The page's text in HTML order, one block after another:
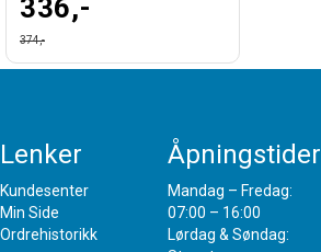
336,-
374,-
Lenker
Kundesenter
Min Side
Ordrehistorikk
Åpningstider
Mandag – Fredag:
07:00 – 16:00
Lørdag & Søndag: